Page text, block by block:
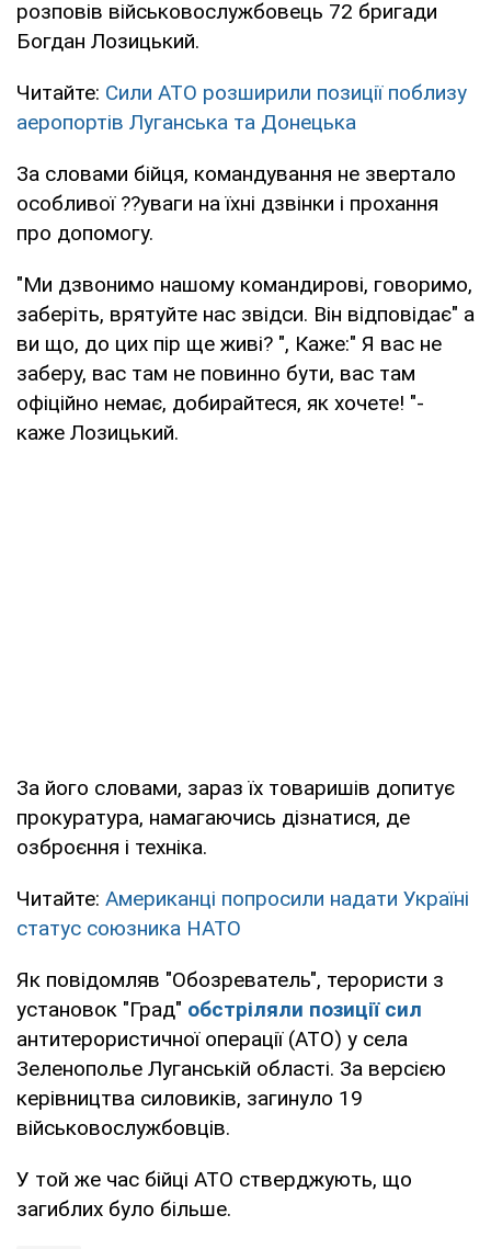
розповів військовослужбовець 72 бригади
Богдан Лозицький.
Читайте: Сили АТО розширили позиції поблизу
аеропортів Луганська та Донецька
За словами бійця, командування не звертало
особливої ??уваги на їхні дзвінки і прохання
про допомогу.
"Ми дзвонимо нашому командирові, говоримо,
заберіть, врятуйте нас звідси. Він відповідає" а
ви що, до цих пір ще живі? ", Каже:" Я вас не
заберу, вас там не повинно бути, вас там
офіційно немає, добирайтеся, як хочете! "-
каже Лозицький.
За його словами, зараз їх товаришів допитує
прокуратура, намагаючись дізнатися, де
озброєння і техніка.
Читайте: Американці попросили надати Україні
статус союзника НАТО
Як повідомляв "Обозреватель", терористи з
установок "Град" обстріляли позиції сил
антитерористичної операції (АТО) у села
Зеленополье Луганській області. За версією
керівництва силовиків, загинуло 19
військовослужбовців.
У той же час бійці АТО стверджують, що
загиблих було більше.